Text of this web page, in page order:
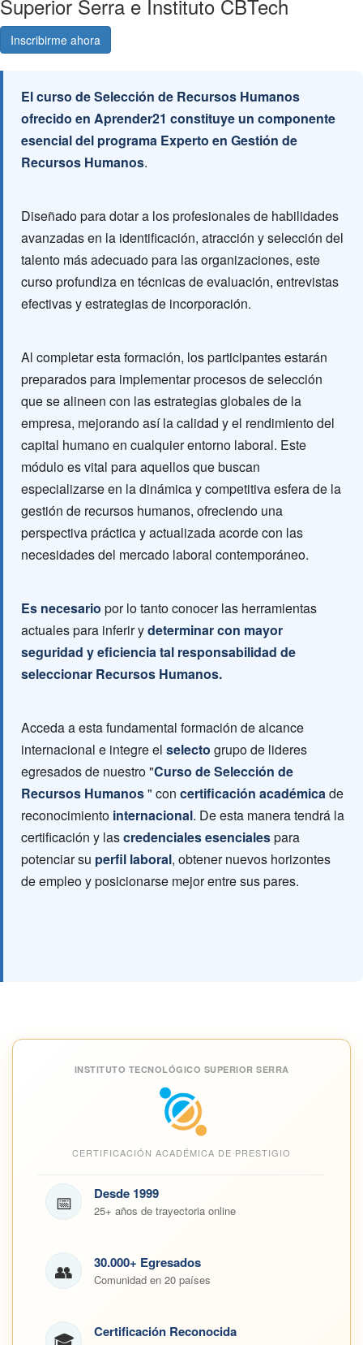
Superior Serra e Instituto CBTech
Inscribirme ahora
El curso de Selección de Recursos Humanos
ofrecido en Aprender21 constituye un componente
esencial del programa Experto en Gestión de
Recursos Humanos.
Diseñado para dotar a los profesionales de habilidades
avanzadas en la identificación, atracción y selección del
talento más adecuado para las organizaciones, este
curso profundiza en técnicas de evaluación, entrevistas
efectivas y estrategias de incorporación.
Al completar esta formación, los participantes estarán
preparados para implementar procesos de selección
que se alineen con las estrategias globales de la
empresa, mejorando así la calidad y el rendimiento del
capital humano en cualquier entorno laboral. Este
módulo es vital para aquellos que buscan
especializarse en la dinámica y competitiva esfera de la
gestión de recursos humanos, ofreciendo una
perspectiva práctica y actualizada acorde con las
necesidades del mercado laboral contemporáneo.
Es necesario por lo tanto conocer las herramientas
actuales para inferir ydeterminar con mayor
seguridad y eficiencia tal responsabilidad de
seleccionar Recursos Humanos.
Acceda a esta fundamental formación de alcance
internacional e integre el selecto grupo de lideres
egresados de nuestro "Curso de Selección de
Recursos Humanos" con certificación académicade
reconocimiento internacional. De esta manera tendrá la
certificación y lascredenciales esencialespara
potenciar su perfil laboral, obtener nuevos horizontes
de empleo y posicionarse mejor entre sus pares.
INSTITUTO TECNOLÓGICO SUPERIOR SERRA
CERTIFICACIÓN ACADÉMICA DE PRESTIGIO
📅 Desde 1999
25+ años de trayectoria online
👥 30.000+ Egresados
Comunidad en 20 países
🎓 Certificación Reconocida